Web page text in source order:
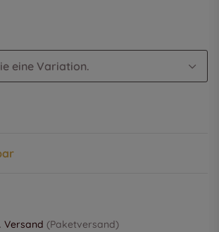
eine Variation.
Versand (Paketversand)